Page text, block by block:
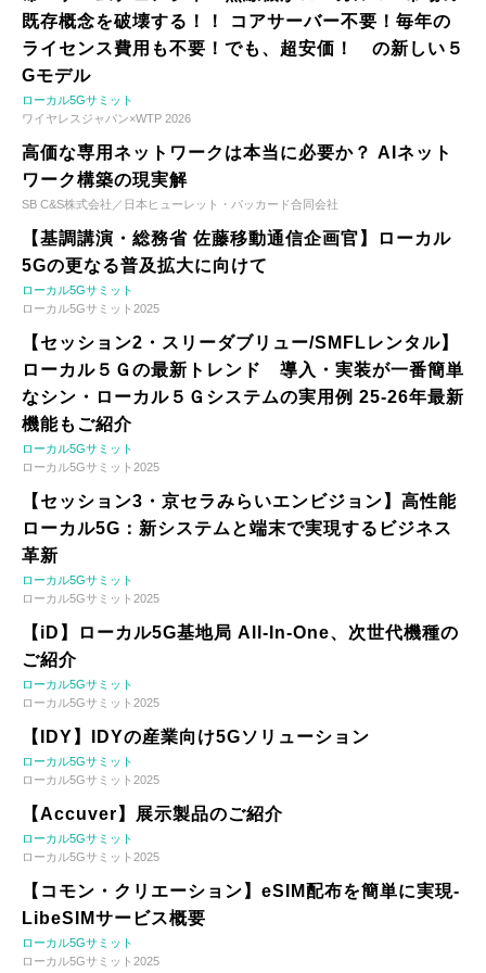
既存概念を破壊する！！ コアサーバー不要！毎年の
ライセンス費用も不要！でも、超安価！ の新しい５
Gモデル
ローカル5Gサミット
ワイヤレスジャパン×WTP 2026
高価な専用ネットワークは本当に必要か？ AIネット
ワーク構築の現実解
SB C&S株式会社／日本ヒューレット・パッカード合同会社
【基調講演・総務省 佐藤移動通信企画官】ローカル
5Gの更なる普及拡大に向けて
ローカル5Gサミット
ローカル5Gサミット2025
【セッション2・スリーダブリュー/SMFLレンタル】
ローカル５Ｇの最新トレンド 導入・実装が一番簡単
なシン・ローカル５Ｇシステムの実用例 25-26年最新
機能もご紹介
ローカル5Gサミット
ローカル5Gサミット2025
【セッション3・京セラみらいエンビジョン】高性能
ローカル5G：新システムと端末で実現するビジネス
革新
ローカル5Gサミット
ローカル5Gサミット2025
【iD】ローカル5G基地局 All-In-One、次世代機種の
ご紹介
ローカル5Gサミット
ローカル5Gサミット2025
【IDY】IDYの産業向け5Gソリューション
ローカル5Gサミット
ローカル5Gサミット2025
【Accuver】展示製品のご紹介
ローカル5Gサミット
ローカル5Gサミット2025
【コモン・クリエーション】eSIM配布を簡単に実現-
LibeSIMサービス概要
ローカル5Gサミット
ローカル5Gサミット2025